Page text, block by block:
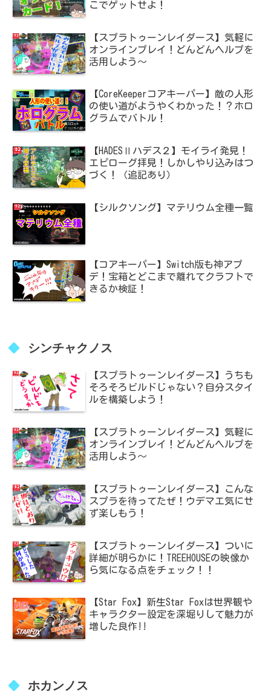
こでゲットせよ！
【スプラトゥーンレイダース】気軽に
オンラインプレイ！どんどんヘルプを
活用しよう～
【CoreKeeperコアキーパー】敵の人形
の使い道がようやくわかった！？ホロ
グラムでバトル！
【HADESⅡハデス２】モイライ発見！
エピローグ拝見！しかしやり込みはつ
づく！（追記あり）
【シルクソング】マテリウム全種一覧
【コアキーパー】Switch版も神アプ
デ！宝箱とどこまで離れてクラフトで
きるか検証！
シンチャクノス
【スプラトゥーンレイダース】うちも
そろそろビルドじゃない？自分スタイ
ルを構築しよう！
【スプラトゥーンレイダース】気軽に
オンラインプレイ！どんどんヘルプを
活用しよう～
【スプラトゥーンレイダース】こんな
スプラを待ってたぜ！ウデマエ気にせ
ず楽しもう！
【スプラトゥーンレイダース】ついに
詳細が明らかに！TREEHOUSEの映像か
ら気になる点をチェック！！
【Star Fox】新生Star Foxは世界観や
キャラクター設定を深堀りして魅力が
増した良作!!
ホカンノス